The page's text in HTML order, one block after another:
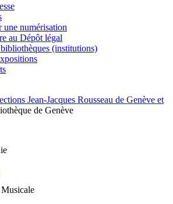
une numérisation
au Dépôt légal
(institutions)